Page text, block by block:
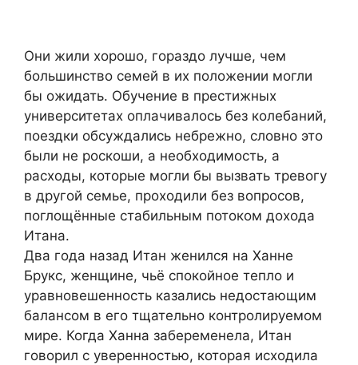
Они жили хорошо, гораздо лучше, чем
большинство семей в их положении могли
бы ожидать. Обучение в престижных
университетах оплачивалось без колебаний,
поездки обсуждались небрежно, словно это
были не роскоши, а необходимость, а
расходы, которые могли бы вызвать тревогу
в другой семье, проходили без вопросов,
поглощённые стабильным потоком дохода
Итана.
Два года назад Итан женился на Ханне
Брукс, женщине, чьё спокойное тепло и
уравновешенность казались недостающим
балансом в его тщательно контролируемом
мире. Когда Ханна забеременела, Итан
говорил с уверенностью, которая исходила